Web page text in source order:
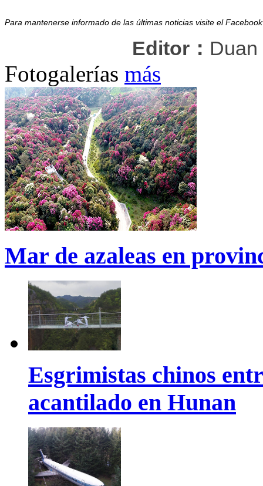
Para mantenerse informado de las últimas noticias visite el
Editor：
Fotogalerías más
Mar de azaleas en
Esgrimistas chinos
acantilado en Hunan